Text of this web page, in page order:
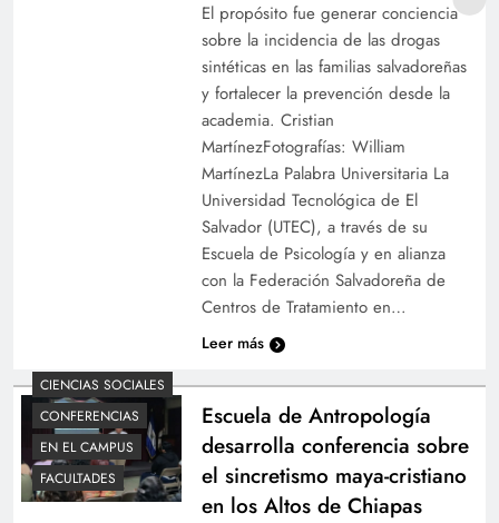
El propósito fue generar conciencia
sobre la incidencia de las drogas
sintéticas en las familias salvadoreñas
y fortalecer la prevención desde la
academia. Cristian
MartínezFotografías: William
MartínezLa Palabra Universitaria La
Universidad Tecnológica de El
Salvador (UTEC), a través de su
Escuela de Psicología y en alianza
con la Federación Salvadoreña de
Centros de Tratamiento en…
Leer más
CIENCIAS SOCIALES
CONFERENCIAS
EN EL CAMPUS
FACULTADES
Escuela de Antropología
desarrolla conferencia sobre
el sincretismo maya-cristiano
en los Altos de Chiapas